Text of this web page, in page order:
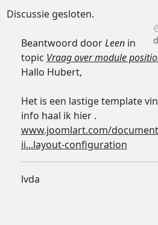
Discussie gesloten.
Beantwoord doorLeenin
topic Vraag over module
Hallo Hubert,
Het is een lastige template
info haal ik hier .
www.joomlart.com/
ii...layout-configuration
lvda